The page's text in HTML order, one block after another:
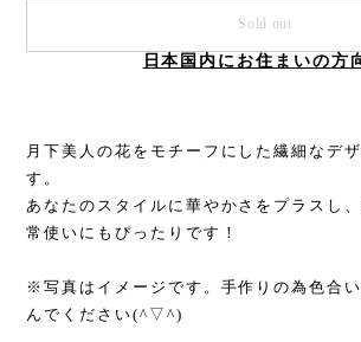
Sold out
日本国内にお住まいの方
月下美人の花をモチーフにした繊細なデ
す。
あなたのスタイルに華やかさをプラスし
常使いにもぴったりです！
※写真はイメージです。手作りの為色合
んでください(^▽^)